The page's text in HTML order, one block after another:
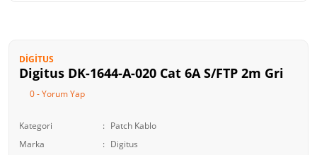
DIGITUS
Digitus DK-1644-A-020 Cat 6A S/FTP 2m Gri
0 - Yorum Yap
Kategori
Patch Kablo
Marka
Digitus